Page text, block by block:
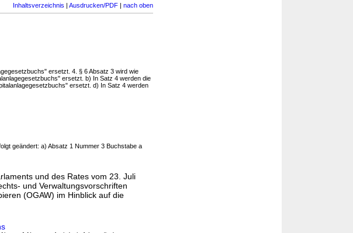
Inhaltsverzeichnis | Ausdrucken/PDF | nach oben
ersetzt. 4. § 6 Absatz 3 wird wie
ersetzt. b) In Satz 4 werden die
ersetzt. d) In Satz 4 werden
geändert: a) Absatz 1 Nummer 3 Buchstabe a
und des Rates vom 23. Juli
und Verwaltungsvorschriften
(OGAW) im Hinblick auf die